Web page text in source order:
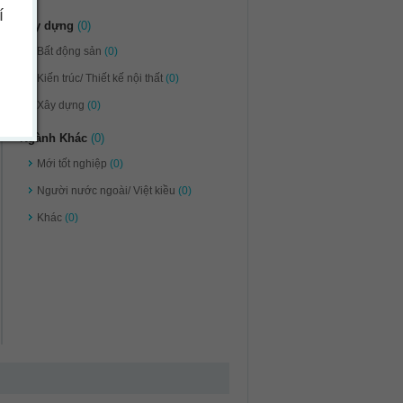
Xây dựng (0)
Bất động sản (0)
Kiến trúc/ Thiết kế nội thất (0)
Xây dựng (0)
Ngành Khác (0)
Mới tốt nghiệp (0)
Người nước ngoài/ Việt kiều (0)
Khác (0)